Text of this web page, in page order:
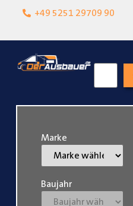
+49 5251 29709 90
Lokalgeschäft in
Marke
Baujahr